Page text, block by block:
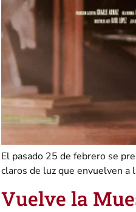
El pasado 25 de febrero se
claros de luz que envuelven a
Vuelve la